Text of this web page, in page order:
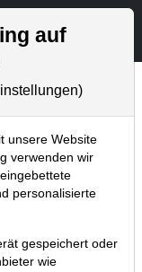
und Artikelsuche
auf
unsere Website
verwenden wir
personalisierte
gespeichert oder
wie